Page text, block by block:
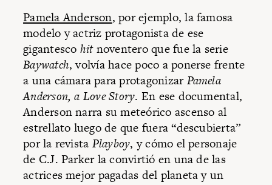
Pamela Anderson, por ejemplo, la famosa
modelo y actriz protagonista de ese
gigantesco hitnoventero que fue la serie
Baywatch, volvía hace poco a ponerse frente
a una cámara para protagonizarPamela
Anderson, a Love Story. En ese documental,
Anderson narra su meteórico ascenso al
estrellato luego de que fuera “descubierta”
por la revista Playboy, y cómo el personaje
de C.J. Parker la convirtió en una de las
actrices mejor pagadas del planeta y un